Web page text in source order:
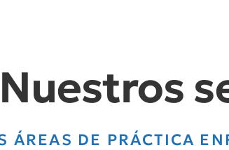
Nuestros
ÁREAS DE PRÁCTICA